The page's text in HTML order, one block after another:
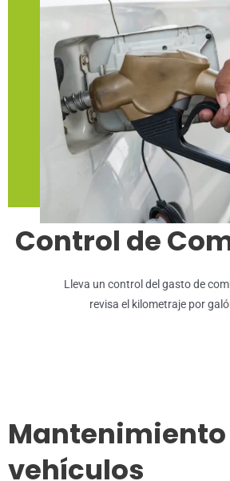
Control de
Lleva un control del gasto de
revisa el kilometraje por
Mantenimiento
vehículos